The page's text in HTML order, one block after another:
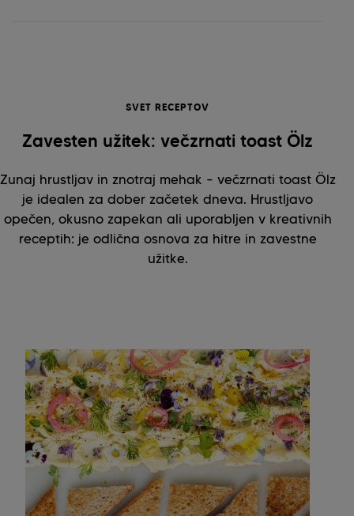
SVET RECEPTOV
Zavesten užitek: večzrnati toast Ölz
Zunaj hrustljav in znotraj mehak – večzrnati toast Ölz
je idealen za dober začetek dneva. Hrustljavo
opečen, okusno zapekan ali uporabljen v kreativnih
receptih: je odlična osnova za hitre in zavestne
užitke.